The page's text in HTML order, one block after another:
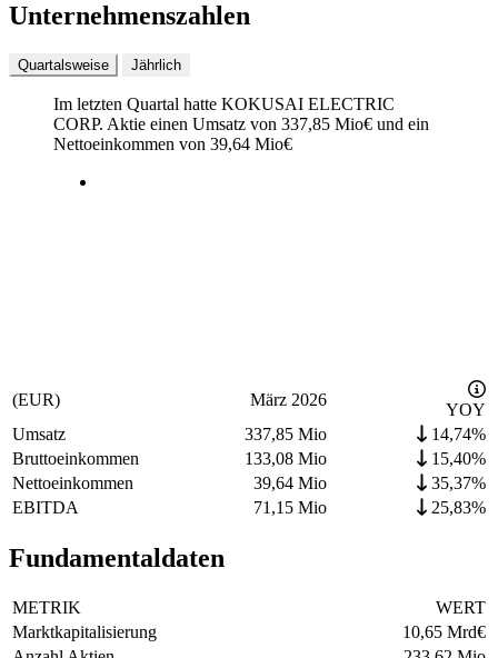
Unternehmenszahlen
Quartalsweise Jährlich
Im letzten Quartal hatte KOKUSAI ELECTRIC
CORP. Aktie einen Umsatz von 337,85 Mio€ und ein
Nettoeinkommen von 39,64 Mio€
(EUR) März 2026
YOY
Umsatz
337,85 Mio
14,74%
Bruttoeinkommen
133,08 Mio
15,40%
Nettoeinkommen
39,64 Mio
35,37%
EBITDA
71,15 Mio 25,83%
Fundamentaldaten
METRIK
WERT
Marktkapitalisierung
10,65 Mrd€